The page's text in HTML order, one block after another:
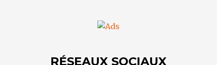
RÉSEAUX SOCIAUX